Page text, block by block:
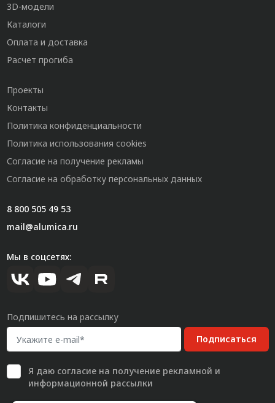
3D-модели
Каталоги
Оплата и доставка
Расчет прогиба
Проекты
Контакты
Политика конфиденциальности
Политика использования cookies
Согласие на получение рекламы
Согласие на обработку персональных данных
8 800 505 49 53
mail@alumica.ru
Мы в соцсетях:
Подпишитесь на рассылку
Подписаться
Я даю согласиена получение рекламной и
информационной рассылки